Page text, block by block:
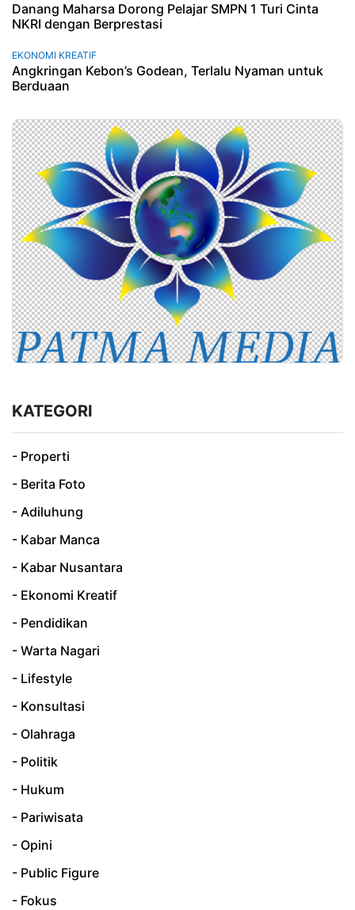
Danang Maharsa Dorong Pelajar SMPN 1 Turi Cinta
NKRI dengan Berprestasi
EKONOMI KREATIF
Angkringan Kebon’s Godean, Terlalu Nyaman untuk
Berduaan
KATEGORI
- Properti
- Berita Foto
- Adiluhung
- Kabar Manca
- Kabar Nusantara
- Ekonomi Kreatif
- Pendidikan
- Warta Nagari
- Lifestyle
- Konsultasi
- Olahraga
- Politik
- Hukum
- Pariwisata
- Opini
- Public Figure
- Fokus